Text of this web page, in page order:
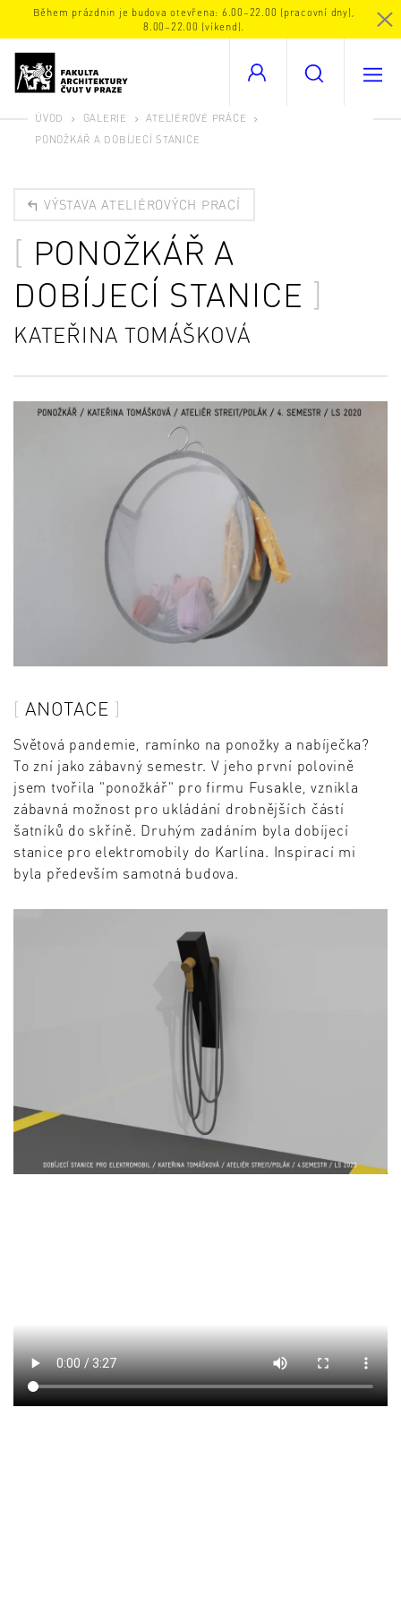
Během prázdnin je budova otevřena: 6.00–22.00 (pracovní dny),
8.00–22.00 (víkend).
ÚVOD GALERIE
ATELIÉROVÉ PRÁCE
PONOŽKÁŘ A DOBÍJECÍ STANICE
VÝSTAVA ATELIÉROVÝCH PRACÍ
PONOŽKÁŘ A
DOBÍJECÍ STANICE
KATEŘINA TOMÁŠKOVÁ
ANOTACE
Světová pandemie, ramínko na ponožky a nabíječka?
To zní jako zábavný semestr. V jeho první polovině
jsem tvořila "ponožkář" pro firmu Fusakle, vznikla
zábavná možnost pro ukládání drobnějších částí
šatníků do skříně. Druhým zadáním byla dobíjecí
stanice pro elektromobily do Karlína. Inspirací mi
byla především samotná budova.